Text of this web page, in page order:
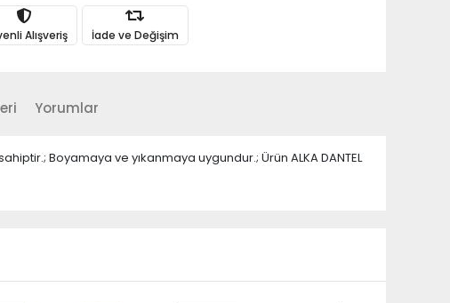
Alışveriş İade ve Değişim
Yorumlar
Boyamaya ve yıkanmaya uygundur.; Ürün ALKA DANTEL